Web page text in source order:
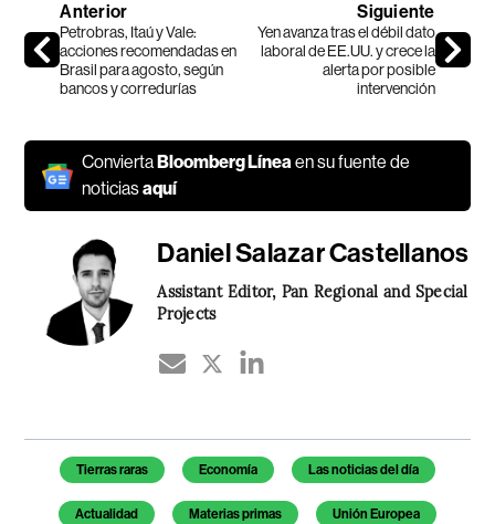
Anterior
Petrobras, Itaú y Vale:
acciones recomendadas en
Brasil para agosto, según
bancos y corredurías
Siguiente
Yen avanza tras el débil dato
laboral de EE.UU. y crece la
alerta por posible
intervención
Convierta Bloomberg Líneaen su fuente de
noticiasaquí
Daniel Salazar Castellanos
Assistant Editor, Pan Regional and Special
Projects
Temas de este artículo
Tierras raras Economía Las noticias del día
Actualidad Materias primas Unión Europea